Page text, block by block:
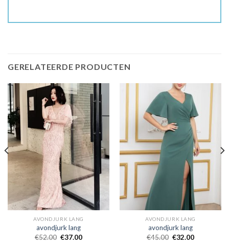
GERELATEERDE PRODUCTEN
AVONDJURK LANG
avondjurk lang
€52.00 €37.00
AVONDJURK LANG
avondjurk lang
€45.00 €32.00